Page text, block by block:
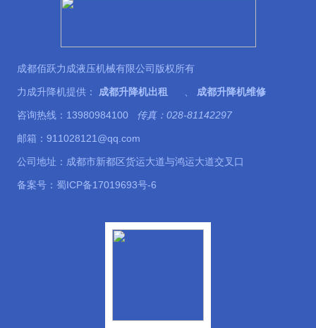
成都佰跃力成液压机械有限公司版权所有
力成升降机提供： 成都升降机出租 成都升降机维修
咨询热线：13980984100 传真：028-81142297
邮箱：911028121@qq.com
公司地址：成都市新都区货运大道与鸿运大道交叉口
备案号：蜀ICP备17019693号-6